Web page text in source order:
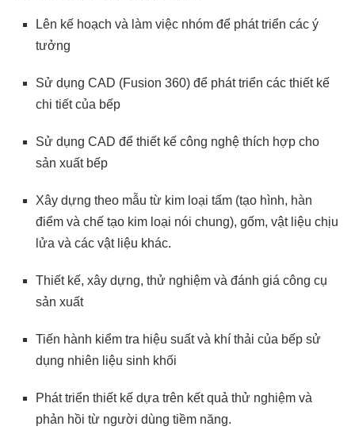
Lên kế hoạch và làm việc nhóm để phát triển các ý
tưởng
Sử dụng CAD (Fusion 360) để phát triển các thiết kế
chi tiết của bếp
Sử dụng CAD để thiết kế công nghệ thích hợp cho
sản xuất bếp
Xây dựng theo mẫu từ kim loại tấm (tạo hình, hàn
điểm và chế tạo kim loại nói chung), gốm, vật liệu chịu
lửa và các vật liệu khác.
Thiết kế, xây dựng, thử nghiệm và đánh giá công cụ
sản xuất
Tiến hành kiểm tra hiệu suất và khí thải của bếp sử
dụng nhiên liệu sinh khối
Phát triển thiết kế dựa trên kết quả thử nghiệm và
phản hồi từ người dùng tiềm năng.